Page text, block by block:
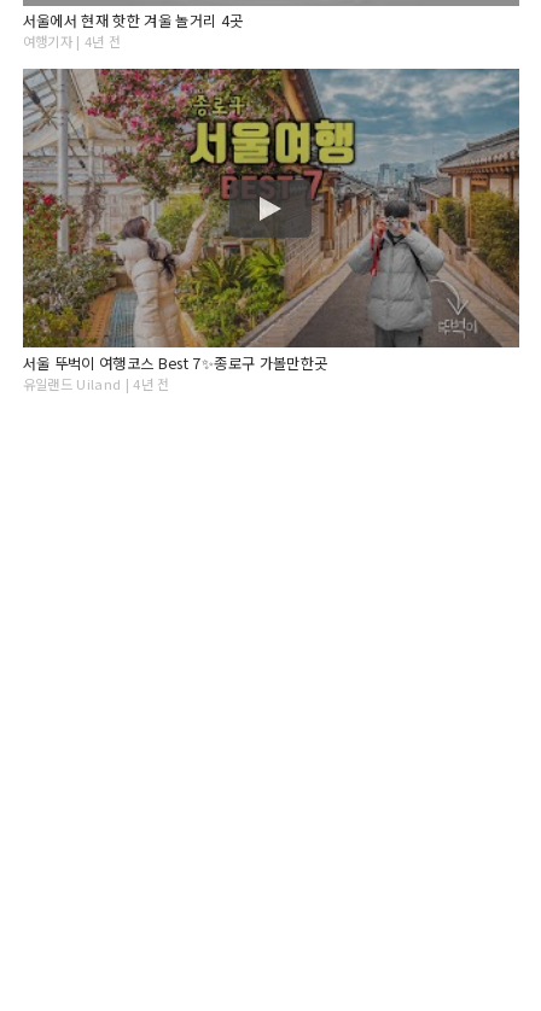
서울에서 현재 핫한 겨울 놀거리 4곳
여행기자 | 4년 전
서울 뚜벅이 여행코스 Best 7✨종로구 가볼만한곳
유일랜드 Uiland | 4년 전